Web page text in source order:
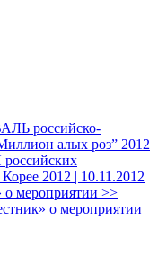
российско-
алых роз” 2012
2012 | 10.11.2012
мероприятии >>
о мероприятии